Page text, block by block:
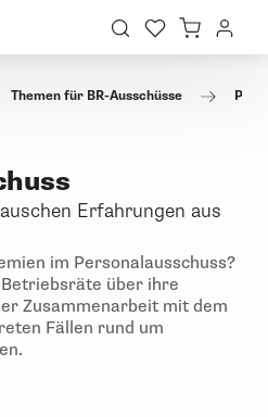
Themen für BR-Ausschüsse
Erfahrungen aus
im Personalausschuss?
über ihre
Zusammenarbeit mit dem
Fällen rund um